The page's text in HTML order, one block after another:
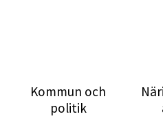
Kommun och
politik